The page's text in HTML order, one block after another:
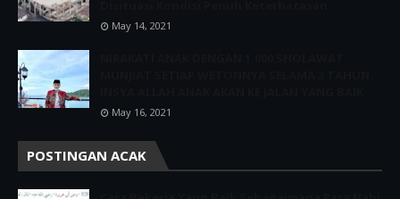
May 14, 2021
May 16, 2021
POSTINGAN ACAK